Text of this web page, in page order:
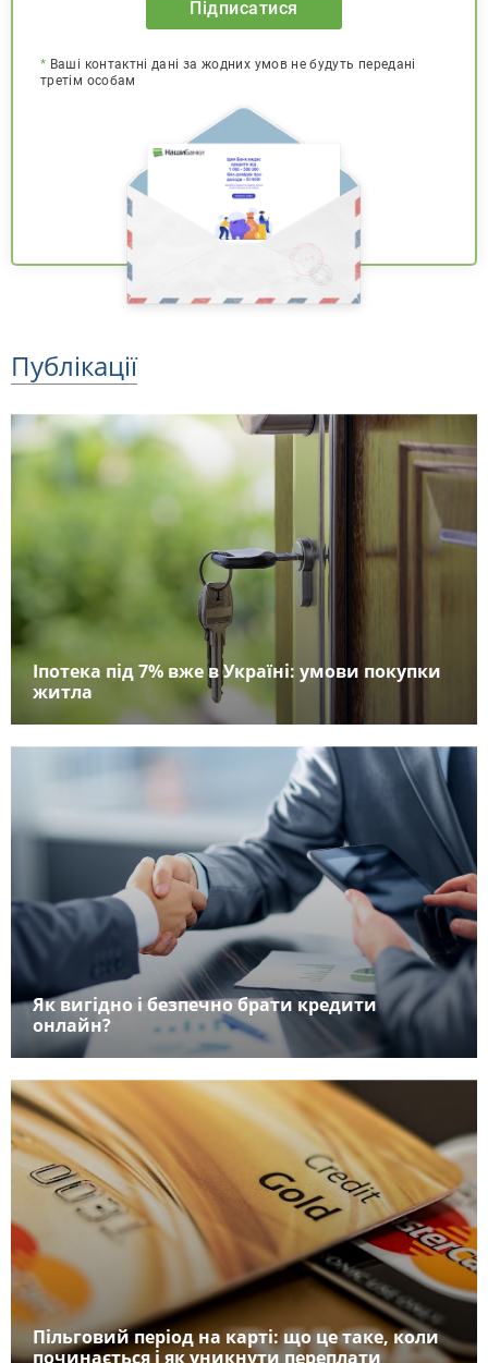
Підписатися
* Ваші контактні дані за жодних умов не будуть передані
третім особам
Публікації
Іпотека під 7% вже в Україні: умови покупки
житла
Як вигідно і безпечно брати кредити
онлайн?
Пільговий період на карті: що це таке, коли
починається і як уникнути переплати